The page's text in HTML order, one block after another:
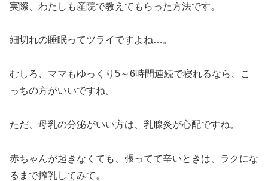
実際、わたしも産院で教えてもらった方法です。
細切れの睡眠ってツライですよね…。
むしろ、ママもゆっくり5～6時間連続で寝れるなら、こ
っちの方がいいですね。
ただ、母乳の分泌がいい方は、乳腺炎が心配ですね。
赤ちゃんが起きなくても、張ってて辛いときは、ラクにな
るまで搾乳してみて。